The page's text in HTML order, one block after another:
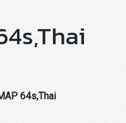
64s,Thai